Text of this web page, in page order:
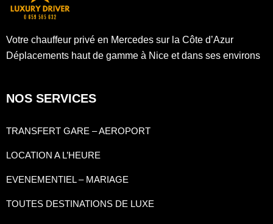
Votre chauffeur privé en Mercedes sur la Côte d’Azur
Déplacements haut de gamme à Nice et dans ses environs
NOS SERVICES
TRANSFERT GARE – AEROPORT
LOCATION A L’HEURE
EVENEMENTIEL – MARIAGE
TOUTES DESTINATIONS DE LUXE